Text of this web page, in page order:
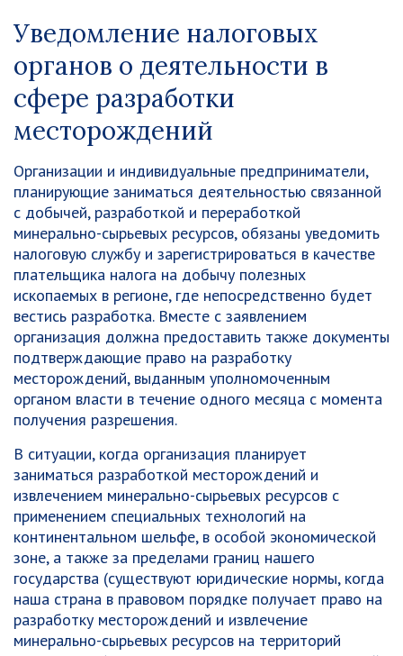
Уведомление налоговых
органов о деятельности в
сфере разработки
месторождений
Организации и индивидуальные предприниматели,
планирующие заниматься деятельностью связанной
с добычей, разработкой и переработкой
минерально-сырьевых ресурсов, обязаны уведомить
налоговую службу и зарегистрироваться в качестве
плательщика налога на добычу полезных
ископаемых в регионе, где непосредственно будет
вестись разработка. Вместе с заявлением
организация должна предоставить также документы
подтверждающие право на разработку
месторождений, выданным уполномоченным
органом власти в течение одного месяца с момента
получения разрешения.
В ситуации, когда организация планирует
заниматься разработкой месторождений и
извлечением минерально-сырьевых ресурсов с
применением специальных технологий на
континентальном шельфе, в особой экономической
зоне, а также за пределами границ нашего
государства (существуют юридические нормы, когда
наша страна в правовом порядке получает право на
разработку месторождений и извлечение
минерально-сырьевых ресурсов на территорий